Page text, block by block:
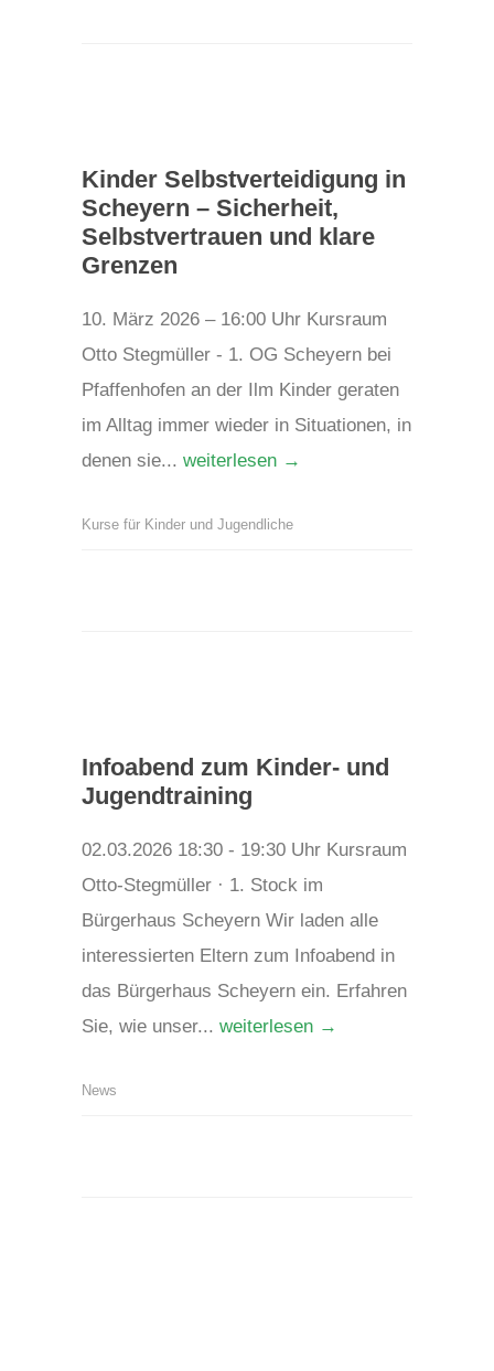
Kinder Selbstverteidigung in
Scheyern – Sicherheit,
Selbstvertrauen und klare
Grenzen
10. März 2026 – 16:00 Uhr Kursraum
Otto Stegmüller - 1. OG Scheyern bei
Pfaffenhofen an der Ilm Kinder geraten
im Alltag immer wieder in Situationen, in
denen sie... weiterlesen →
Kurse für Kinder und Jugendliche
Infoabend zum Kinder- und
Jugendtraining
02.03.2026 18:30 - 19:30 Uhr Kursraum
Otto-Stegmüller · 1. Stock im
Bürgerhaus Scheyern Wir laden alle
interessierten Eltern zum Infoabend in
das Bürgerhaus Scheyern ein. Erfahren
Sie, wie unser... weiterlesen →
News